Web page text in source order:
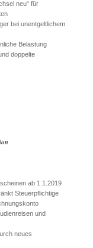
neu“ für
bei unentgeltlichem
Belastung
doppelte
ab 1.1.2019
Steuerpflichtige
und
neues